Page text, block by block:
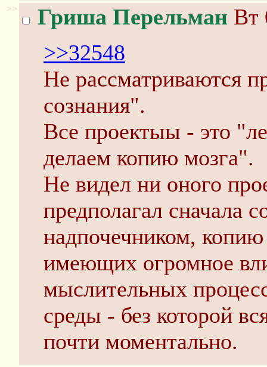
>> Гриша Перельман Вт
>>32548
Не рассматриваются
сознания".
Все проектыы - это
делаем копию мозга".
Не видел ни оного
предполагал сначала
надпочечником,
имеющих огромное
мыслительных
среды - без которой
почти моментально.